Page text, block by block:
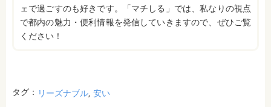
ェで過ごすのも好きです。「マチしる」では、私なりの視点
で都内の魅力・便利情報を発信していきますので、ぜひご覧
ください！
タグ： リーズナブル 安い